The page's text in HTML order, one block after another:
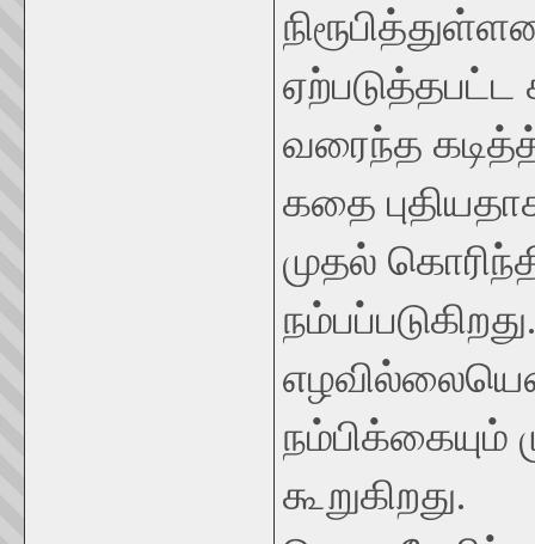
ஏற்படுத்தபட்ட
வரைந்த
கதை
முதல்
கூறுகிறது.